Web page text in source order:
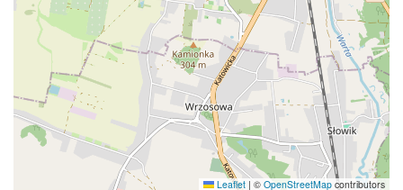
Leaflet | © OpenStreetMap contributors